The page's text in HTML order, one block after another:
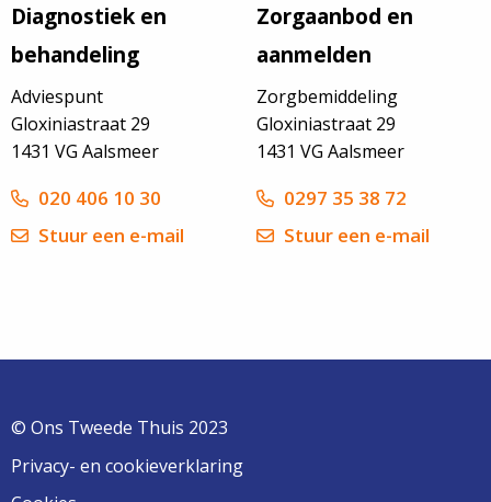
Diagnostiek en
behandeling
Adviespunt
Gloxiniastraat 29
1431 VG Aalsmeer
020 406 10 30
Stuur een e-mail
Zorgaanbod en
aanmelden
Zorgbemiddeling
Gloxiniastraat 29
1431 VG Aalsmeer
0297 35 38 72
Stuur een e-mail
© Ons Tweede Thuis 2023
Privacy- en cookieverklaring